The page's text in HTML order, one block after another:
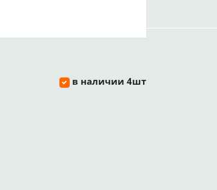
в наличии 4шт